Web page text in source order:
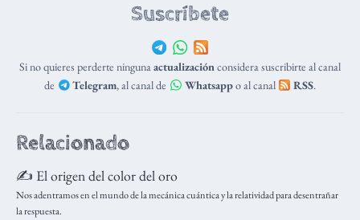
Suscríbete
Si no quieres perderte ningunaactualizaciónconsidera suscribirte al canal
de
Telegram, al canal de Whatsappo al canal RSS.
Relacionado
✍️ El origen del color del oro
Nos adentramos en el mundo de la mecánica cuántica y la relatividad para desentrañar
la respuesta.